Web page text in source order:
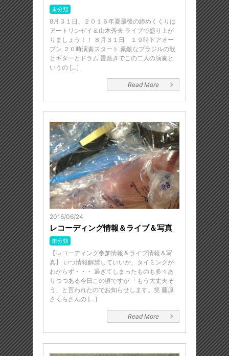
未分類
8月３１日、２０１６年夏最後の締めくくりは
アートリンゼイ＆山木秀夫 ライブで盛り上が
りましょう！！ ８月３１日 １９時ドアオー
プン ２０時演奏スタート 素敵なブラジルの歌
とギターとドラム 畳敷きでこの二人の演奏と
いうの […]
Read More
2016/06/24
レコーディング情報＆ライブ＆写真
未分類
【レコーディング参加情報＆ライブ情報＆写
真】 いつ情報解禁していいか、タイミングが
わからず・・・ 過ぎてしまったものも多々あ
りつつある今日この頃ですが 「もう大丈夫そ
う」と言われたのでお知らせします。笑 藤原
さくらさんの […]
Read More